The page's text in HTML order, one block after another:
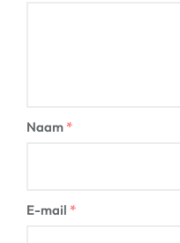
Naam *
E-mail *